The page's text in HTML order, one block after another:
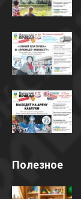
Полезное